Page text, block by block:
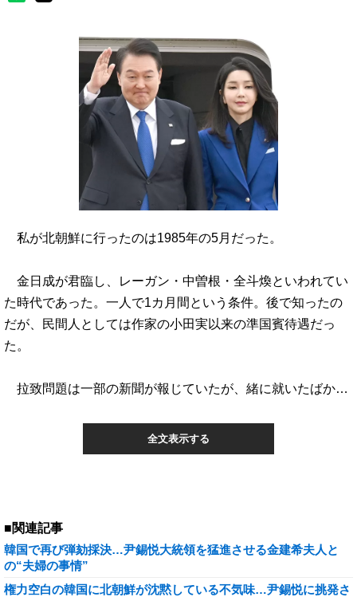
私が北朝鮮に行ったのは1985年の5月だった。
金日成が君臨し、レーガン・中曽根・全斗煥といわれてい
た時代であった。一人で1カ月間という条件。後で知ったの
だが、民間人としては作家の小田実以来の準国賓待遇だっ
た。
拉致問題は一部の新聞が報じていたが、緒に就いたばか…
全文表示する
■関連記事
韓国で再び弾劾採決…尹錫悦大統領を猛進させる金建希夫人と
の“夫婦の事情”
権力空白の韓国に北朝鮮が沈黙している不気味…尹錫悦に挑発さ